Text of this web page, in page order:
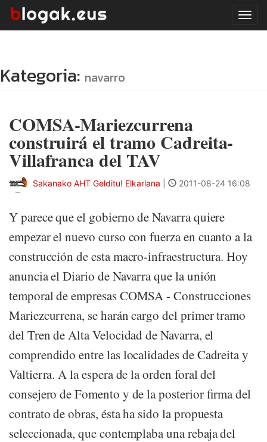
Kategoria: navarro
COMSA-Mariezcurrena
construirá el tramo Cadreita-
Villafranca del TAV
Sakanako AHT Gelditu! Elkarlana 2011-08-24 16:08
Y parece que el gobierno de Navarra quiere
empezar el nuevo curso con fuerza en cuanto a la
construcción de esta macro-infraestructura. Hoy
anuncia el Diario de Navarra que la unión
temporal de empresas COMSA - Construcciones
Mariezcurrena, se harán cargo del primer tramo
del Tren de Alta Velocidad de Navarra, el
comprendido entre las localidades de Cadreita y
Valtierra. A la espera de la orden foral del
consejero de Fomento y de la posterior firma del
contrato de obras, ésta ha sido la propuesta
seleccionada, que contemplaba una rebaja del